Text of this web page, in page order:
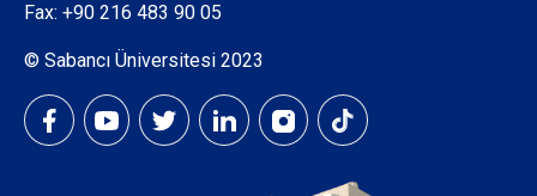
Fax: +90 216 483 90 05
© Sabancı Üniversitesi 2023